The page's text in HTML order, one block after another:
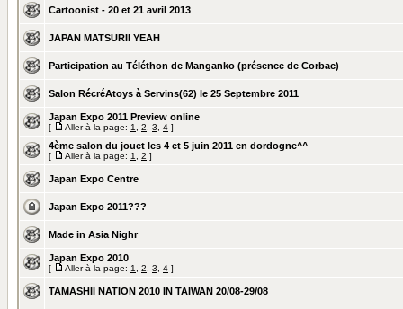
Cartoonist - 20 et 21 avril 2013
JAPAN MATSURII YEAH
Participation au Téléthon de Manganko (présence de Corbac)
Salon RécréAtoys à Servins(62) le 25 Septembre 2011
Japan Expo 2011 Preview online
[ Aller à la page: 1 2 3 4 ]
4ème salon du jouet les 4 et 5 juin 2011 en dordogne^^
[ Aller à la page: 1 2 ]
Japan Expo Centre
Japan Expo 2011???
Made in Asia Nighr
Japan Expo 2010
[ Aller à la page: 1 2 3 4 ]
TAMASHII NATION 2010 IN TAIWAN 20/08-29/08